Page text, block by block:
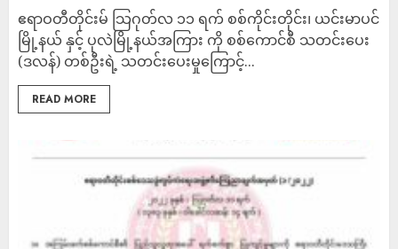
ဧရာဝတီတိုင်းမ် သြဂုတ်လ ၁၁ ရက် စစ်ကိုင်းတိုင်း၊ ယင်းမာပင်
မြို့နယ် နှင့် ပုလဲမြို့နယ်အကြား ကို စစ်ကောင်စီ သတင်းပေး
(ဒလန်) တစ်ဦးရဲ့ သတင်းပေးမှုကြောင့်...
READ MORE